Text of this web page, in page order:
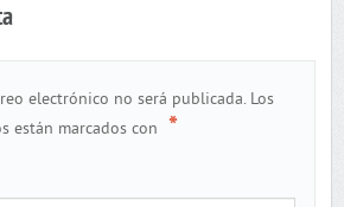
electrónico no será publicada. Los
están marcados con *